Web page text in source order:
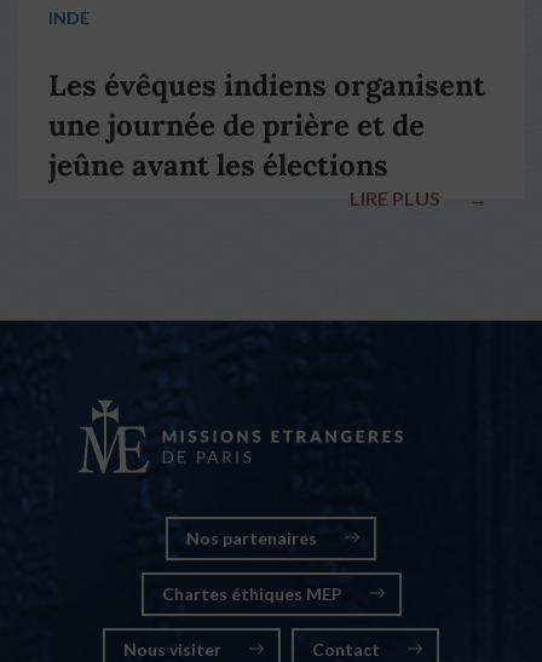
INDE
Les évêques indiens organisent
une journée de prière et de
jeûne avant les élections
LIRE PLUS →
Nos partenaires
Chartes éthiques MEP
Nous visiter Contact